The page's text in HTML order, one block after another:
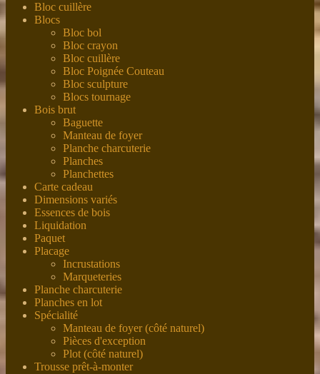
Bloc cuillère
Blocs
Bloc bol
Bloc crayon
Bloc cuillère
Bloc Poignée Couteau
Bloc sculpture
Blocs tournage
Bois brut
Baguette
Manteau de foyer
Planche charcuterie
Planches
Planchettes
Carte cadeau
Dimensions variés
Essences de bois
Liquidation
Paquet
Placage
Incrustations
Marqueteries
Planche charcuterie
Planches en lot
Spécialité
Manteau de foyer (côté naturel)
Pièces d'exception
Plot (côté naturel)
Trousse prêt-à-monter